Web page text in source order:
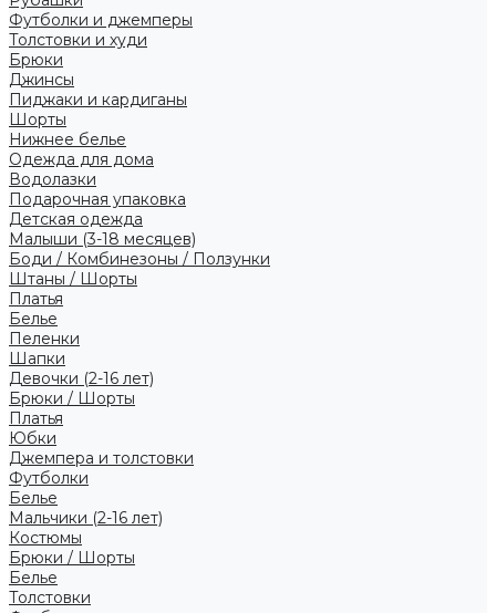
Футболки и джемперы
Толстовки и худи
Брюки
Джинсы
Пиджаки и кардиганы
Шорты
Нижнее белье
Одежда для дома
Водолазки
Подарочная упаковка
Детская одежда
Малыши (3-18 месяцев)
Боди / Комбинезоны / Ползунки
Штаны / Шорты
Платья
Белье
Пеленки
Шапки
Девочки (2-16 лет)
Брюки / Шорты
Платья
Юбки
Джемпера и толстовки
Футболки
Белье
Мальчики (2-16 лет)
Костюмы
Брюки / Шорты
Белье
Толстовки